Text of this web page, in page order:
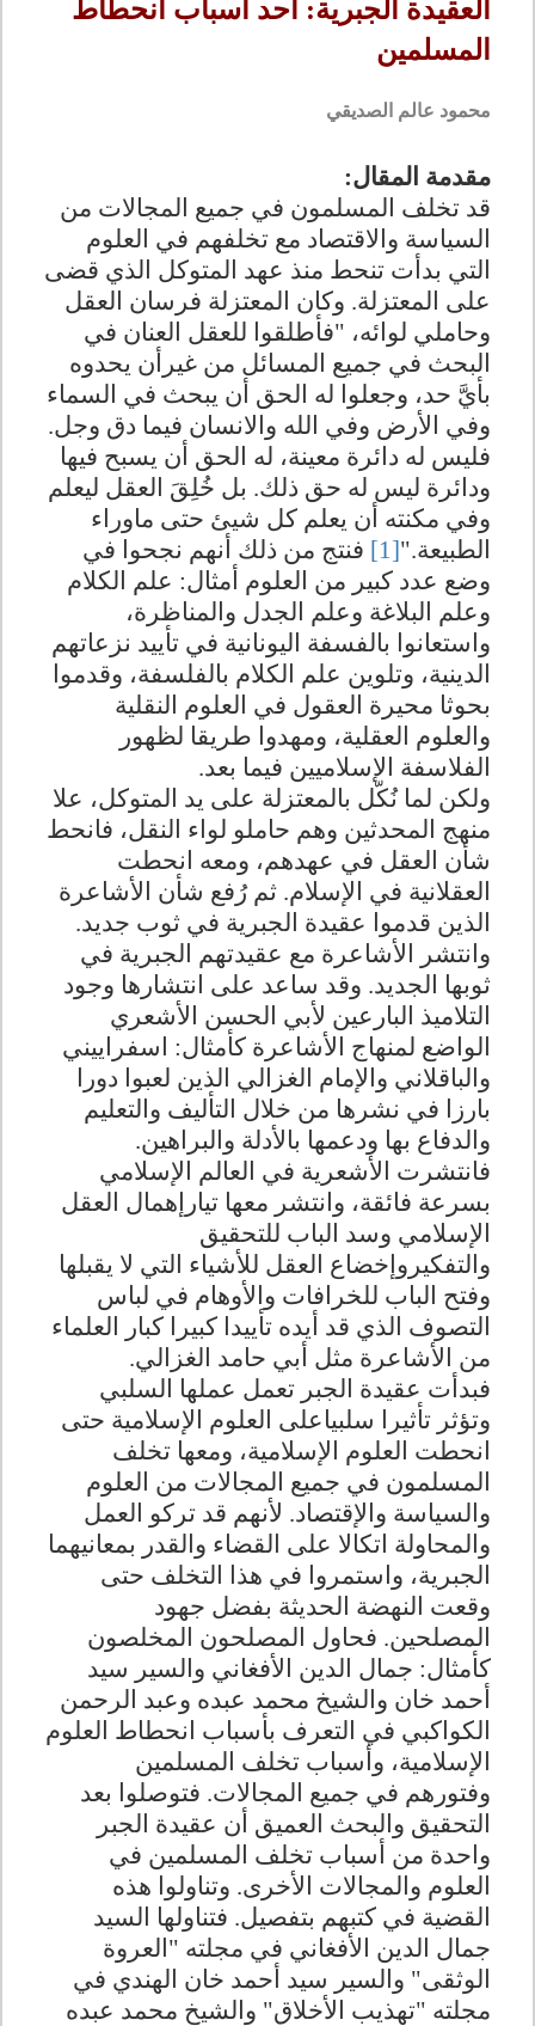
العقيدة الجبرية: أحد أسباب انحطاط
المسلمين
محمود عالم الصديقي
مقدمة المقال:
قد تخلف المسلمون في جميع المجالات من
السياسة والاقتصاد مع تخلفهم في العلوم
التي بدأت تنحط منذ عهد المتوكل الذي قضى
على المعتزلة. وكان المعتزلة فرسان العقل
وحاملي لوائه، "فأطلقوا للعقل العنان في
البحث في جميع المسائل من غيرأن يحدوه
بأيَّ حد، وجعلوا له الحق أن يبحث في السماء
وفي الأرض وفي الله والانسان فيما دق وجل.
فليس له دائرة معينة، له الحق أن يسبح فيها
ودائرة ليس له حق ذلك. بل خُلِقَ العقل ليعلم
وفي مكنته أن يعلم كل شيئ حتى ماوراء
الطبيعة."[1]
فنتج من ذلك أنهم نجحوا في
وضع عدد كبير من العلوم أمثال: علم الكلام
وعلم البلاغة وعلم الجدل والمناظرة،
واستعانوا بالفسفة اليونانية في تأييد نزعاتهم
الدينية، وتلوين علم الكلام بالفلسفة، وقدموا
بحوثا محيرة العقول في العلوم النقلية
والعلوم العقلية، ومهدوا طريقا لظهور
الفلاسفة الإسلاميين فيما بعد.
ولكن لما نُكّل بالمعتزلة على يد المتوكل، علا
منهج المحدثين وهم حاملو لواء النقل، فانحط
شأن العقل في عهدهم، ومعه انحطت
العقلانية في الإسلام. ثم رُفع شأن الأشاعرة
الذين قدموا عقيدة الجبرية في ثوب جديد.
وانتشر الأشاعرة مع عقيدتهم الجبرية في
ثوبها الجديد. وقد ساعد على انتشارها وجود
التلاميذ البارعين لأبي الحسن الأشعري
الواضع لمنهاج الأشاعرة كأمثال: اسفراييني
والباقلاني والإمام الغزالي الذين لعبوا دورا
بارزا في نشرها من خلال التأليف والتعليم
والدفاع بها ودعمها بالأدلة والبراهين.
فانتشرت الأشعرية في العالم الإسلامي
بسرعة فائقة، وانتشر معها تيارإهمال العقل
الإسلامي وسد الباب للتحقيق
والتفكيروإخضاع العقل للأشياء التي لا يقبلها
وفتح الباب للخرافات والأوهام في لباس
التصوف الذي قد أيده تأييدا كبيرا كبار العلماء
من الأشاعرة مثل أبي حامد الغزالي.
فبدأت عقيدة الجبر تعمل عملها السلبي
وتؤثر تأثيرا سلبياعلى العلوم الإسلامية حتى
انحطت العلوم الإسلامية، ومعها تخلف
المسلمون في جميع المجالات من العلوم
والسياسة والإقتصاد. لأنهم قد تركو العمل
والمحاولة اتكالا على القضاء والقدر بمعانيهما
الجبرية، واستمروا في هذا التخلف حتى
وقعت النهضة الحديثة بفضل جهود
المصلحين. فحاول المصلحون المخلصون
كأمثال: جمال الدين الأفغاني والسير سيد
أحمد خان والشيخ محمد عبده وعبد الرحمن
الكواكبي في التعرف بأسباب انحطاط العلوم
الإسلامية، وأسباب تخلف المسلمين
وفتورهم في جميع المجالات. فتوصلوا بعد
التحقيق والبحث العميق أن عقيدة الجبر
واحدة من أسباب تخلف المسلمين في
العلوم والمجالات الأخرى. وتناولوا هذه
القضية في كتبهم بتفصيل. فتناولها السيد
جمال الدين الأفغاني في مجلته "العروة
الوثقى" والسير سيد أحمد خان الهندي في
مجلته "تهذيب الأخلاق" والشيخ محمد عبده